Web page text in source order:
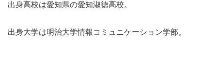
出身高校は愛知県の愛知淑徳高校。
出身大学は明治大学情報コミュニケーション学部。